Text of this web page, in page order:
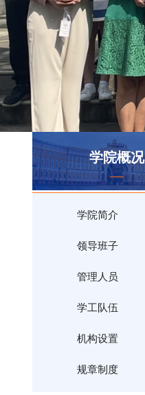
学院概况
学院简介
领导班子
管理人员
学工队伍
机构设置
规章制度